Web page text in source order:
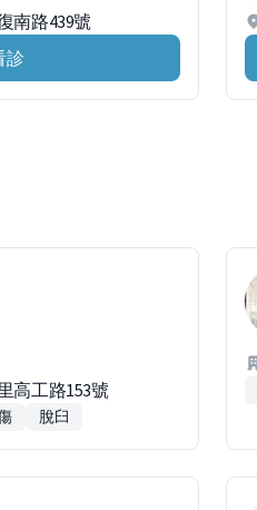
南路439號
診
高工路153號
脫臼